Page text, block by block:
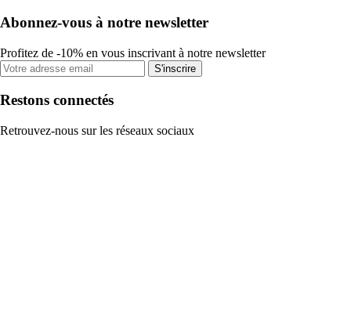
Abonnez-vous à notre newsletter
Profitez de -10% en vous inscrivant à notre newsletter
S'inscrire
Restons connectés
Retrouvez-nous sur les réseaux sociaux